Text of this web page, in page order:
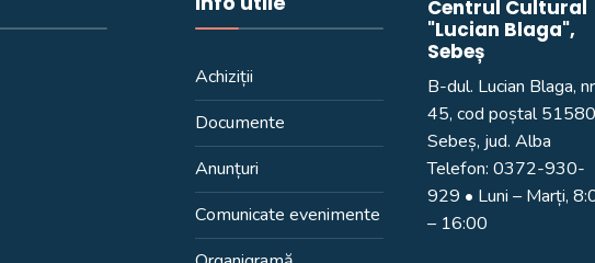
Achiziții
Documente
Anunțuri
Comunicate evenimente
Centrul Cultural
"Lucian Blaga",
Sebeș
B-dul. Lucian Blaga,
45, cod poștal
Sebeș, jud. Alba
Telefon:0372-930-
929 • Luni – Marți,
– 16:00